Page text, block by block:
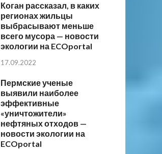
Коган рассказал, в каких
регионах жильцы
выбрасывают меньше
всего мусора — новости
экологии на ECOportal
17.09.2022
Пермские ученые
выявили наиболее
эффективные
«уничтожители»
нефтяных отходов —
новости экологии на
ECOportal